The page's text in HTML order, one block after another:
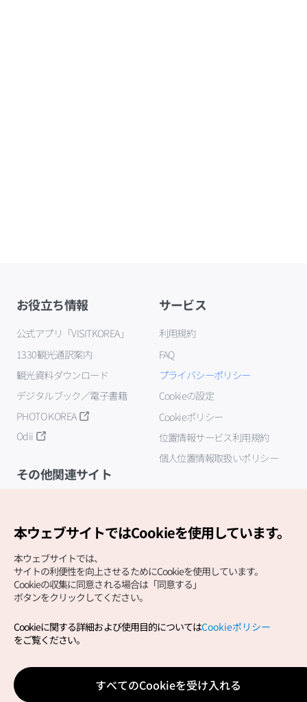
お役立ち情報
公式アプリ「VISITKOREA」
1330観光通訳案内
観光資料ダウンロード
デジタルブック／電子書籍
PHOTO KOREA
Odii
サービス
利用規約
FAQ
プライバシーポリシー
Cookieの設定
Cookieポリシー
位置情報サービス利用規約
個人位置情報取扱いポリシー
その他関連サイト
Copyright (c) Korea Tourism Organization All Rights
サイトエラー報告公式メール
japanese@knto.or.kr
本ウェブサイトではCookieを使用しています。
本ウェブサイトでは、
サイトの利便性を向上させるためにCookieを使用しています。
Cookieの収集に同意される場合は「同意する」
ボタンをクリックしてください。
Cookieに関する詳細および使用目的についてはCookieポリシー
をご覧ください。
すべてのCookieを受け入れる